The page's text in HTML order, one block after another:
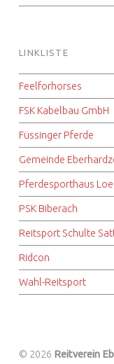
LINKLISTE
Feelforhorses
FSK Kabelbau GmbH
Füssinger Pferde
Gemeinde
Pferdesporthaus
PSK Biberach
Reitsport Schulte
Ridcon
Wahl-Reitsport
© 2026 Reitverein